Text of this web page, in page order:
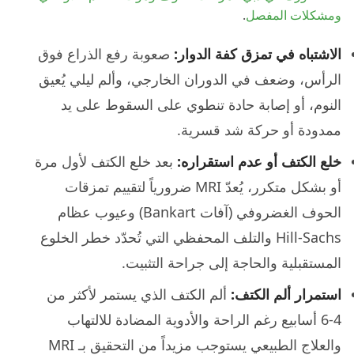
ومشكلات المفصل.
الاشتباه في تمزق كفة الدوار: صعوبة رفع الذراع فوق
الرأس، وضعف في الدوران الخارجي، وألم ليلي يُعيق
النوم، أو إصابة حادة تنطوي على السقوط على يد
ممدودة أو حركة شد قسرية.
خلع الكتف أو عدم استقراره: بعد خلع الكتف لأول مرة
أو بشكل متكرر، يُعدّ MRI ضرورياً لتقييم تمزقات
الحوف الغضروفي (آفات Bankart) وعيوب عظام
Hill-Sachs والتلف المحفظي التي تُحدّد خطر الخلوع
المستقبلية والحاجة إلى جراحة التثبيت.
استمرار ألم الكتف: ألم الكتف الذي يستمر لأكثر من
4-6 أسابيع رغم الراحة والأدوية المضادة للالتهاب
والعلاج الطبيعي يستوجب مزيداً من التحقيق بـ MRI